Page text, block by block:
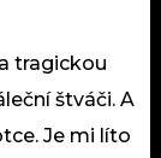
tragickou
štváči. A
Je mi líto